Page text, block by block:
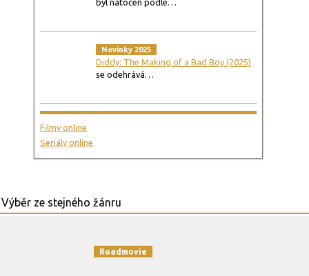
byl natočen podle…
Novinky 2025
Diddy: The Making of a Bad Boy (2025)
se odehrává…
Filmy online
Seriály online
Roadmovie